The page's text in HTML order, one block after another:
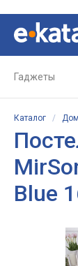
Гаджеты
Каталог /
Blue